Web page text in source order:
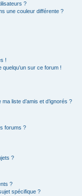
?
une couleur différente ?
!
sur ce forum !
liste d’amis et d’ignorés ?
forums ?
?
?
spécifique ?